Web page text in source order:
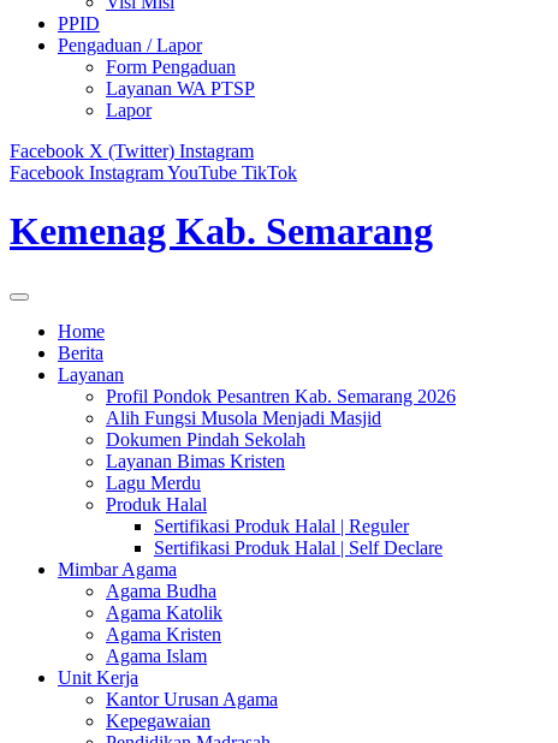
PPID
Pengaduan / Lapor
Form Pengaduan
Layanan WA PTSP
Lapor
Facebook X (Twitter) Instagram
Facebook InstagramYouTube TikTok
Kemenag Kab. Semarang
Home
Berita
Layanan
Profil Pondok Pesantren Kab. Semarang 2026
Alih Fungsi Musola Menjadi Masjid
Dokumen Pindah Sekolah
Layanan Bimas Kristen
Lagu Merdu
Produk Halal
Sertifikasi Produk Halal | Reguler
Sertifikasi Produk Halal | Self Declare
Mimbar Agama
Agama Budha
Agama Katolik
Agama Kristen
Agama Islam
Unit Kerja
Kantor Urusan Agama
Kepegawaian